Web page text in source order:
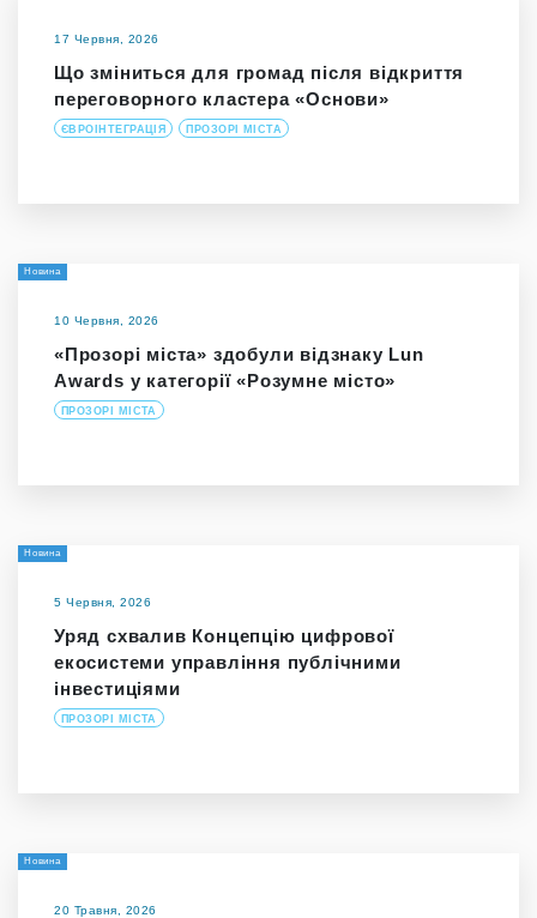
17 Червня, 2026
Що зміниться для громад після відкриття
переговорного кластера «Основи»
ЄВРОІНТЕГРАЦІЯ ПРОЗОРІ МІСТА
Новина
10 Червня, 2026
«Прозорі міста» здобули відзнаку Lun
Awards у категорії «Розумне місто»
ПРОЗОРІ МІСТА
Новина
5 Червня, 2026
Уряд схвалив Концепцію цифрової
екосистеми управління публічними
інвестиціями
ПРОЗОРІ МІСТА
Новина
20 Травня, 2026